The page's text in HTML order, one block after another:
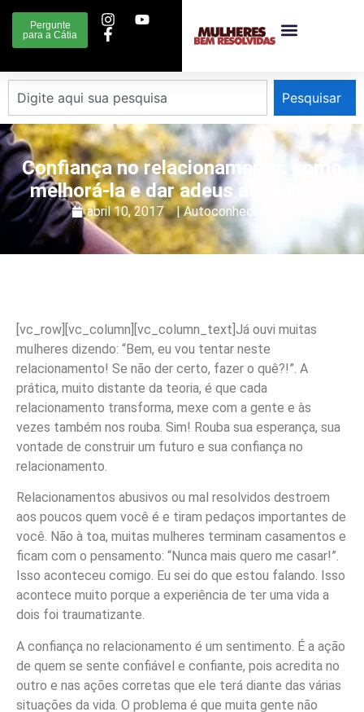
Pergunte
para a Cátia
Pesquisar
Confiança no relacionamento: como
melhorá-la e dar adeus ao ciúmes!
abril 10, 2017 |Autoconhecimento
[vc_row][vc_column][vc_column_text]Já ouvi muitas
mulheres dizendo: “Bem, eu vou tentar neste
relacionamento! Se não der certo, fazer o quê?!”. A
prática, muito distante da teoria, é que cada
relacionamento transforma, mexe com a gente e às
vezes também nos rouba. Sim! Rouba sua esperança, sua
vontade de construir um futuro e sua confiança no
relacionamento.
Relacionamentos abusivos ou mal resolvidos destroem
aos poucos quem você é e tiram pedaços importantes de
você. Não à toa, muitas mulheres terminam casamentos e
ficam com o pensamento: “Nunca mais quero me casar!”.
Isso aconteceu comigo. Eu sei do que estou falando. Isso
acontece muito porque a experiência de ter uma vida a
dois foi traumatizante.
A confiança no relacionamento é um sentimento. É a ação
de quem se sente confiável e confiante, pois acredita no
outro e nas ações corretas que ele terá diante das várias
situações da vida. O problema é que muita gente não